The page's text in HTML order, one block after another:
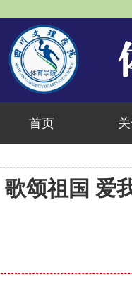
首页
歌颂祖国 爱